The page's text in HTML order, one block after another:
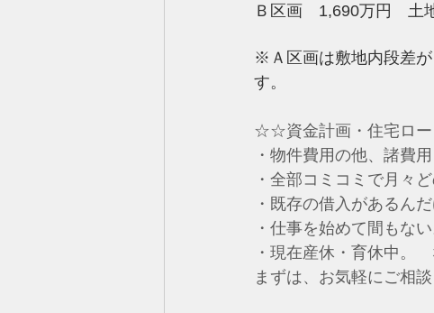
Ｂ区画　1,690万円　土
※Ａ区画は敷地内段差
す。
☆☆資金計画・住宅ロ
・物件費用の他、諸費
・全部コミコミで月々
・既存の借入があるん
・仕事を始めて間もない
・現在産休・育休中。
まずは、お気軽にご相談